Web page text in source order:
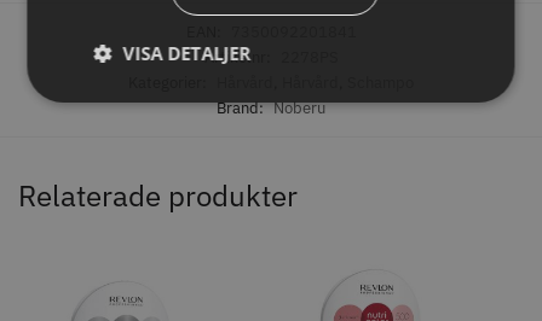
Artikelnr:
Brand: Noberu
Relaterade produkter
WAHL - Specialolja för skär 118
Säkerhetshyvel - Halmstad
VISA DETALJER